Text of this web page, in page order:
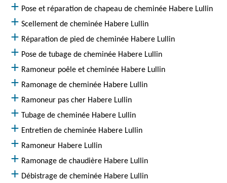
Pose et réparation de chapeau de cheminée Habere Lullin
Scellement de cheminée Habere Lullin
Réparation de pied de cheminée Habere Lullin
Pose de tubage de cheminée Habere Lullin
Ramoneur poêle et cheminée Habere Lullin
Ramonage de cheminée Habere Lullin
Ramoneur pas cher Habere Lullin
Tubage de cheminée Habere Lullin
Entretien de cheminée Habere Lullin
Ramoneur Habere Lullin
Ramonage de chaudière Habere Lullin
Débistrage de cheminée Habere Lullin